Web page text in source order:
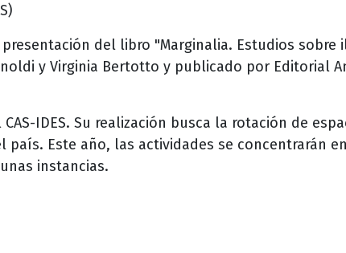
del libro "Marginalia. Estudios sobre
y Virginia Bertotto y publicado por Editorial
IDES. Su realización busca la rotación de
Este año, las actividades se concentrarán
instancias.